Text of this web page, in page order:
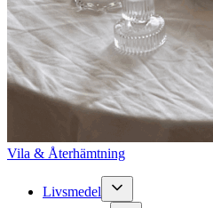
Vila & Återhämtning
Livsmedel